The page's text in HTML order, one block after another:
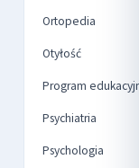
Ortopedia
Otyłość
Program
Psychiatria
Psychologia